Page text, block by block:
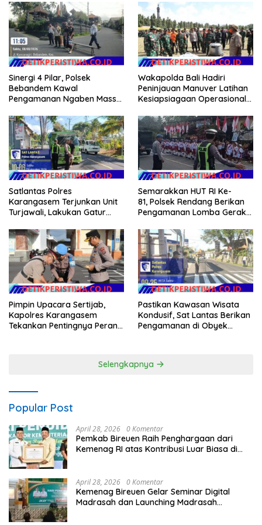
Warga Kurang Mampu
Kamtibmas di Dangin Sema II
Sinergi 4 Pilar, Polsek
Bebandem Kawal
Pengamanan Ngaben Massal
Tihingan
Wakapolda Bali Hadiri
Peninjauan Manuver Latihan
Kesiapsiagaan Operasional
Satlantas Polres
Karangasem Terjunkan Unit
Turjawali, Lakukan Gatur
Gangga
Semarakkan HUT RI Ke-
81, Polsek Rendang Berikan
Pengamanan Lomba Gerak
Rendang
Pimpin Upacara Sertijab,
Kapolres Karangasem
Tekankan Pentingnya Peran
Pastikan Kawasan Wisata
Kondusif, Sat Lantas Berikan
Pengamanan di Obyek
Selengkapnya
Popular Post
April 28, 2026 0 Komentar
Pemkab Bireuen Raih Penghargaan dari
Kemenag RI atas Kontribusi Luar Biasa di
April 28, 2026 0 Komentar
Kemenag Bireuen Gelar Seminar Digital
Madrasah dan Launching Madrasah